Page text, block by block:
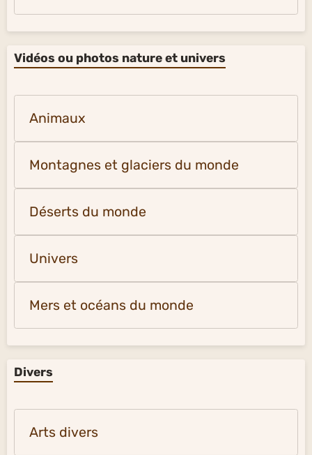
Vidéos ou photos nature et univers
Animaux
Montagnes et glaciers du monde
Déserts du monde
Univers
Mers et océans du monde
Divers
Arts divers